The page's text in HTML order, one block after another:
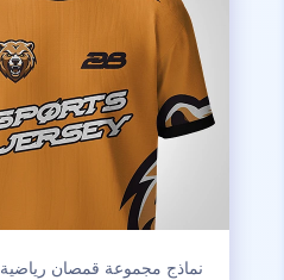
نماذج مجموعة قمصان رياضية